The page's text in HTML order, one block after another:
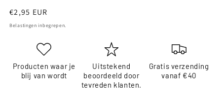
Normale
prijs
€2,95 EUR
Belastingen inbegrepen.
Producten waar je
blij van wordt
Uitstekend
beoordeeld door
tevreden klanten.
Gratis verzending
vanaf €40